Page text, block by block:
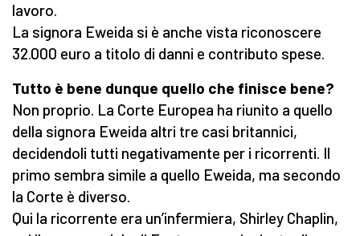
lavoro.
La signora Eweida si è anche vista riconoscere
32.000 euro a titolo di danni e contributo spese.
Tutto è bene dunque quello che finisce bene?
Non proprio. La Corte Europea ha riunito a quello
della signora Eweida altri tre casi britannici,
decidendoli tutti negativamente per i ricorrenti. Il
primo sembra simile a quello Eweida, ma secondo
la Corte è diverso.
Qui la ricorrente era un’infermiera, Shirley Chaplin,